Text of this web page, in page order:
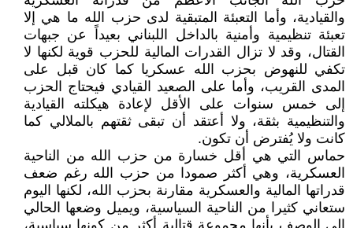
والقيادية، وأما التعبئة المتبقية لدى حزب الله ما هي إلا
تعبئة تنظيمية وأمنية بالداخل اللبناني بعيداً عن جبهات
القتال، وقد لا تزال القدرات المالية للحزب قوية لكنها لا
تكفي للنهوض بحزب الله عسكريا كما كان قبل على
المدى القريب، وأما على الصعيد القيادي فيحتاج الحزب
إلى خمس سنوات على الأقل لإعادة هيكلته القيادية
والتنظيمية بثقة، ولا أعتقد أن تبقى ثقتهم بالملالي كما
كانت ولا يُفترض أن تكون.
حماس التي هي أقل خسارة من حزب الله من الناحية
العسكرية، وهي أكثر صمودا من حزب الله رغم ضعف
قدراتها المالية والعسكرية مقارنة بحزب الله، لكنها اليوم
ستعاني كثيرا من الناحية السياسية، ويميل وضعها الحالي